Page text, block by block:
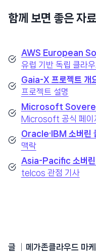
함께 보면 좋은 자료
AWS European
유럽 기반 독립 클라
Gaia-X 프로젝트 개
프로젝트 설명
Microsoft
Microsoft 공식 페이
Oracle·IBM 소버린
맥락
Asia-Pacific 소버린
telcos 관점 기사
글 │메가존클라우드 마